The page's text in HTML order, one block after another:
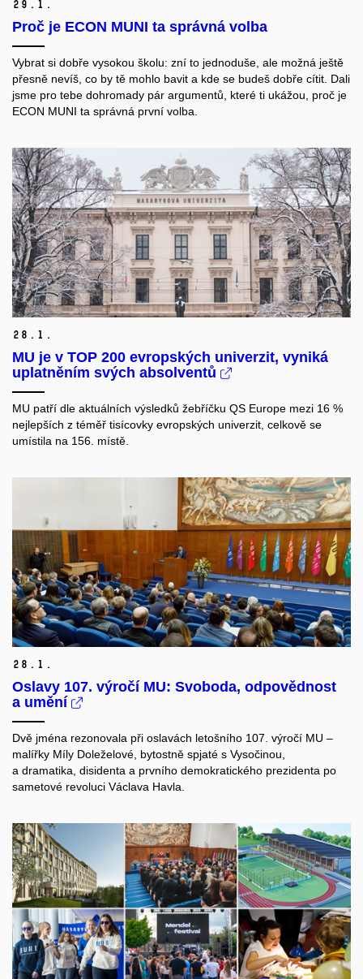
29. 1.
Proč je ECON MUNI ta správná volba
Vybrat si dobře vysokou školu: zní to jednoduše, ale možná ještě
přesně nevíš, co by tě mohlo bavit a kde se budeš dobře cítit. Dali
jsme pro tebe dohromady pár argumentů, které ti ukážou, proč je
ECON MUNI ta správná první volba.
28. 1.
MU je v TOP 200 evropských univerzit, vyniká
uplatněním svých absolventů
MU patří dle aktuálních výsledků žebříčku QS Europe mezi 16 %
nejlepších z téměř tisícovky evropských univerzit, celkově se
umístila na 156. místě.
28. 1.
Oslavy 107. výročí MU: Svoboda, odpovědnost
a umění
Dvě jména rezonovala při oslavách letošního 107. výročí MU –
malířky Míly Doleželové, bytostně spjaté s Vysočinou,
a dramatika, disidenta a prvního demokratického prezidenta po
sametové revoluci Václava Havla.